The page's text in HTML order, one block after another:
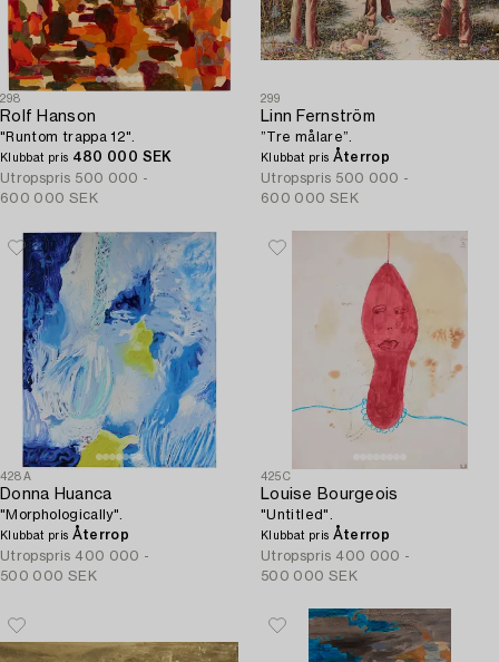
298
Rolf Hanson
"Runtom trappa 12".
Klubbat pris 480 000 SEK
Utropspris 500 000 -
600 000 SEK
299
Linn Fernström
”Tre målare”.
Klubbat pris Återrop
Utropspris 500 000 -
600 000 SEK
428A
Donna Huanca
"Morphologically".
Klubbat pris Återrop
Utropspris 400 000 -
500 000 SEK
425C
Louise Bourgeois
"Untitled".
Klubbat pris Återrop
Utropspris 400 000 -
500 000 SEK